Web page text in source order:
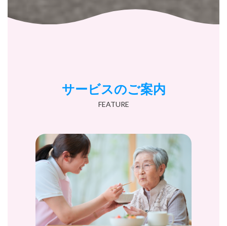
サービスのご案内
FEATURE